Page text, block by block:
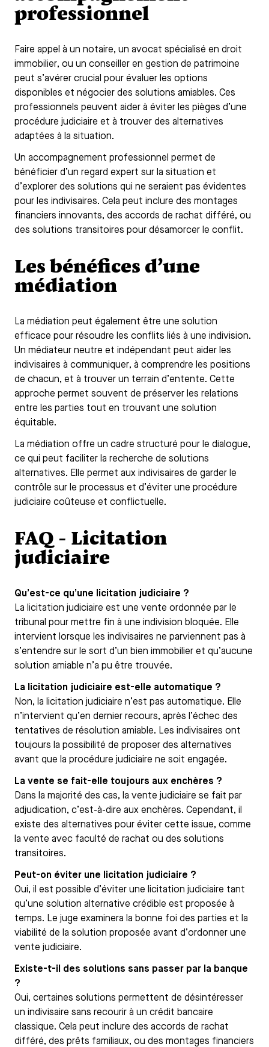
professionnel
Faire appel à un notaire, un avocat spécialisé en droit
immobilier, ou un conseiller en gestion de patrimoine
peut s’avérer crucial pour évaluer les options
disponibles et négocier des solutions amiables. Ces
professionnels peuvent aider à éviter les pièges d’une
procédure judiciaire et à trouver des alternatives
adaptées à la situation.
Un accompagnement professionnel permet de
bénéficier d’un regard expert sur la situation et
d’explorer des solutions qui ne seraient pas évidentes
pour les indivisaires. Cela peut inclure des montages
financiers innovants, des accords de rachat différé, ou
des solutions transitoires pour désamorcer le conflit.
Les bénéfices d’une
médiation
La médiation peut également être une solution
efficace pour résoudre les conflits liés à une indivision.
Un médiateur neutre et indépendant peut aider les
indivisaires à communiquer, à comprendre les positions
de chacun, et à trouver un terrain d’entente. Cette
approche permet souvent de préserver les relations
entre les parties tout en trouvant une solution
équitable.
La médiation offre un cadre structuré pour le dialogue,
ce qui peut faciliter la recherche de solutions
alternatives. Elle permet aux indivisaires de garder le
contrôle sur le processus et d’éviter une procédure
judiciaire coûteuse et conflictuelle.
FAQ - Licitation
judiciaire
Qu’est-ce qu’une licitation judiciaire ?
La licitation judiciaire est une vente ordonnée par le
tribunal pour mettre fin à une indivision bloquée. Elle
intervient lorsque les indivisaires ne parviennent pas à
s’entendre sur le sort d’un bien immobilier et qu’aucune
solution amiable n’a pu être trouvée.
La licitation judiciaire est-elle automatique ?
Non, la licitation judiciaire n’est pas automatique. Elle
n’intervient qu’en dernier recours, après l’échec des
tentatives de résolution amiable. Les indivisaires ont
toujours la possibilité de proposer des alternatives
avant que la procédure judiciaire ne soit engagée.
La vente se fait-elle toujours aux enchères ?
Dans la majorité des cas, la vente judiciaire se fait par
adjudication, c’est-à-dire aux enchères. Cependant, il
existe des alternatives pour éviter cette issue, comme
la vente avec faculté de rachat ou des solutions
transitoires.
Peut-on éviter une licitation judiciaire ?
Oui, il est possible d’éviter une licitation judiciaire tant
qu’une solution alternative crédible est proposée à
temps. Le juge examinera la bonne foi des parties et la
viabilité de la solution proposée avant d’ordonner une
vente judiciaire.
Existe-t-il des solutions sans passer par la banque
?
Oui, certaines solutions permettent de désintéresser
un indivisaire sans recourir à un crédit bancaire
classique. Cela peut inclure des accords de rachat
différé, des prêts familiaux, ou des montages financiers